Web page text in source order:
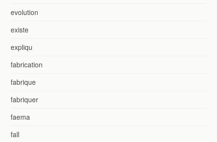
evolution
existe
expliqu
fabrication
fabrique
fabriquer
faema
fall